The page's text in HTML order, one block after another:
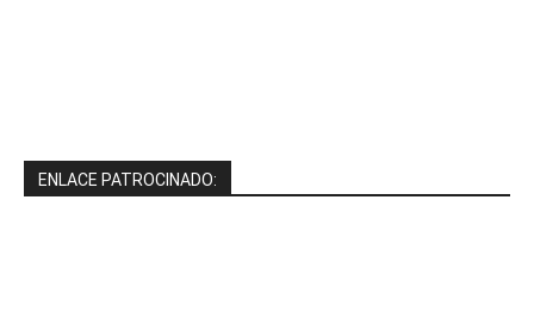
ENLACE PATROCINADO: